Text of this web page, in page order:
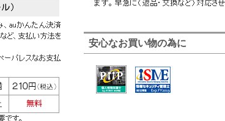
安心なお買い物の為に